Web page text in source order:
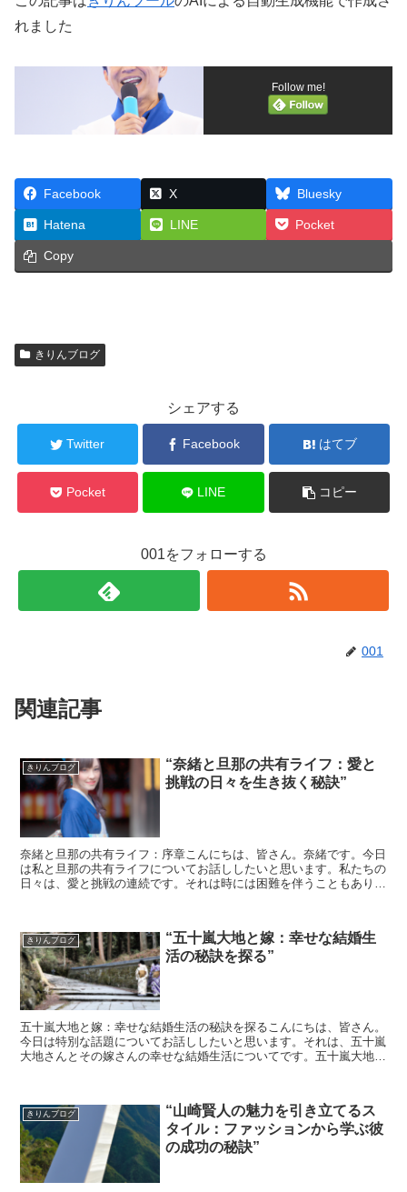
れました
Follow me!
Facebook X Bluesky
Hatena LINE Pocket
Copy
きりんブログ
シェアする
Twitter Facebook はてブ
Pocket LINE コピー
001をフォローする
001
関連記事
きりんブログ
“奈緒と旦那の共有ライフ：愛と
挑戦の日々を生き抜く秘訣”
奈緒と旦那の共有ライフ：序章こんにちは、皆さん。奈緒です。今日
は私と旦那の共有ライフについてお話ししたいと思います。私たちの
日々は、愛と挑戦の連続です。それは時には困難を伴うこともありま
きりんブログ
“五十嵐大地と嫁：幸せな結婚生
活の秘訣を探る”
五十嵐大地と嫁：幸せな結婚生活の秘訣を探るこんにちは、皆さん。
今日は特別な話題についてお話ししたいと思います。それは、五十嵐
大地さんとその嫁さんの幸せな結婚生活についてです。五十嵐大地と
きりんブログ
“山崎賢人の魅力を引き立てるス
タイル：ファッションから学ぶ彼
の成功の秘訣”